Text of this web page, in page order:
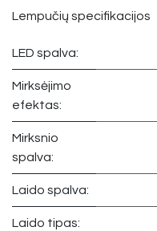
Lempučių specifikacijos
LED spalva:
Mirksėjimo
efektas:
Mirksnio
spalva:
Laido spalva:
Laido tipas: